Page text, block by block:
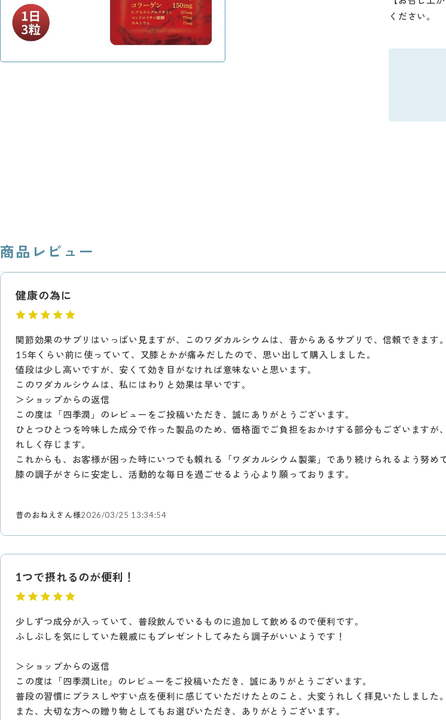
ください。
商品レビュー
健康の為に
関節効果のサプリはいっぱい見ますが、このワダカルシウムは、昔からあるサプリで、信頼できます。
15年くらい前に使っていて、又膝とかが痛みだしたので、思い出して購入しました。
値段は少し高いですが、安くて効き目がなければ意味ないと思います。
このワダカルシウムは、私にはわりと効果は早いです。
＞ショップからの返信
この度は「四季潤」のレビューをご投稿いただき、誠にありがとうございます。
ひとつひとつを吟味した成分で作った製品のため、価格面でご負担をおかけする部分もございますが
れしく存じます。
これからも、お客様が困った時にいつでも頼れる「ワダカルシウム製薬」であり続けられるよう努め
膝の調子がさらに安定し、活動的な毎日を過ごせるよう心より願っております。
昔のおねえさん様2026/03/25 13:34:54
1つで摂れるのが便利！
少しずつ成分が入っていて、普段飲んでいるものに追加して飲めるので便利です。
ふしぶしを気にしていた親戚にもプレゼントしてみたら調子がいいようです！
＞ショップからの返信
この度は「四季潤Lite」のレビューをご投稿いただき、誠にありがとうございます。
普段の習慣にプラスしやすい点を便利に感じていただけたとのこと、大変うれしく拝見いたしました。
また、大切な方への贈り物としてもお選びいただき、ありがとうございます。